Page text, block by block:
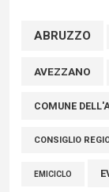
Consiglio
ABRUZZO
AVEZZANO
COMUNE
CONSIGLIO
EMICICLO